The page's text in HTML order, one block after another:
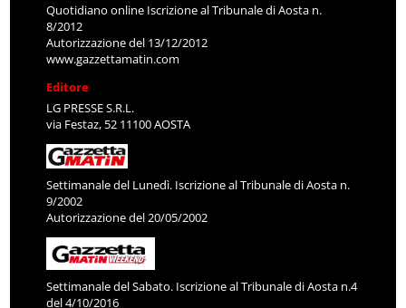
Quotidiano online Iscrizione al Tribunale di Aosta n.
8/2012
Autorizzazione del 13/12/2012
www.gazzettamatin.com
Editore
LG PRESSE S.R.L.
via Festaz, 52 11100 AOSTA
Settimanale del Lunedì. Iscrizione al Tribunale di Aosta n.
9/2002
Autorizzazione del 20/05/2002
Settimanale del Sabato. Iscrizione al Tribunale di Aosta n.4
del 4/10/2016